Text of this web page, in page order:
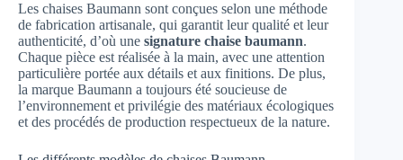
Les chaises Baumann sont conçues selon une méthode
de fabrication artisanale, qui garantit leur qualité et leur
authenticité, d’où une signature chaise baumann.
Chaque pièce est réalisée à la main, avec une attention
particulière portée aux détails et aux finitions. De plus,
la marque Baumann a toujours été soucieuse de
l’environnement et privilégie des matériaux écologiques
et des procédés de production respectueux de la nature.